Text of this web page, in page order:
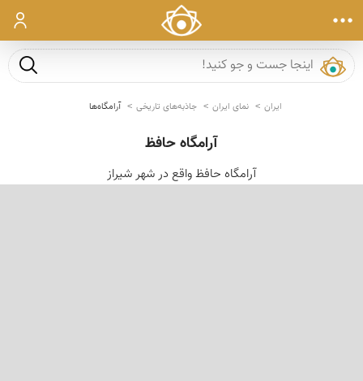
ورود
جست و
ایران نمای ایران جاذبه‌های تاریخی آرامگاه‌ها
آرامگاه حافظ
آرامگاه حافظ واقع در شهر شیراز